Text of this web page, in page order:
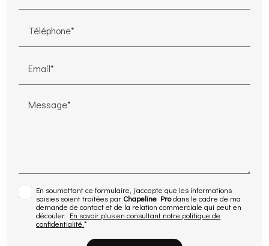
Téléphone*
Email*
Message*
En soumettant ce formulaire, j'accepte que les informations
saisies soient traitées par Chapeline Prodans le cadre de ma
demande de contact et de la relation commerciale qui peut en
découler. En savoir plus en consultant notre politique de
confidentialité.*